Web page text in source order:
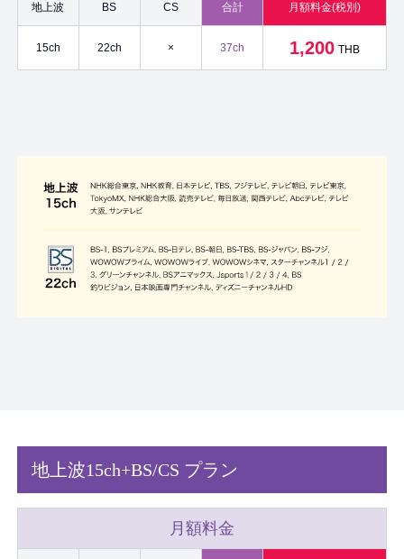
地上波 BS CS 合計 月額料金(税別)
15ch 22ch × 37ch 1,200 THB
地上波15ch+BS/CS プラン
月額料金